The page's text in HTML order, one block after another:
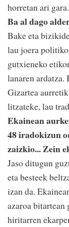
horretan ari gara.
Ba al dago
Bake eta
lau joera
gutxieneko
lanaren
Gizartea
litzateke, lau
Ekainean
48 iradokizun
zaizkio... Zein
Jaso ditugun
eta besteek
izan da.
azaroa bitartean
hiritarren